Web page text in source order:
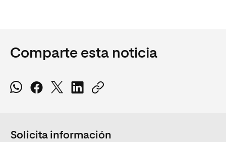
Comparte esta noticia
Solicita información